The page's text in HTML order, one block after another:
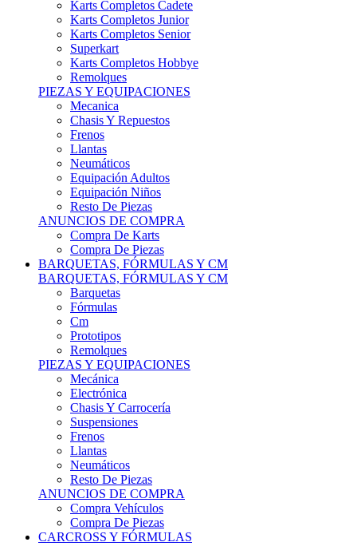
Karts Completos Cadete
Karts Completos Junior
Karts Completos Senior
Superkart
Karts Completos Hobbye
Remolques
PIEZAS Y EQUIPACIONES
Mecanica
Chasis Y Repuestos
Frenos
Llantas
Neumáticos
Equipación Adultos
Equipación Niños
Resto De Piezas
ANUNCIOS DE COMPRA
Compra De Karts
Compra De Piezas
BARQUETAS, FÓRMULAS Y CM
BARQUETAS, FÓRMULAS Y CM
Barquetas
Fórmulas
Cm
Prototipos
Remolques
PIEZAS Y EQUIPACIONES
Mecánica
Electrónica
Chasis Y Carrocería
Suspensiones
Frenos
Llantas
Neumáticos
Resto De Piezas
ANUNCIOS DE COMPRA
Compra Vehículos
Compra De Piezas
CARCROSS Y FÓRMULAS